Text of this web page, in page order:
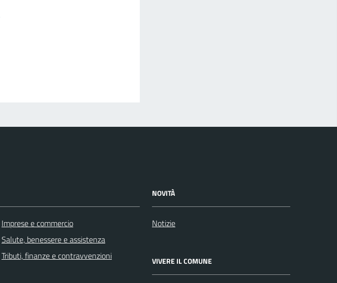
Imprese e commercio
Salute, benessere e assistenza
Tributi, finanze e contravvenzioni
NOVITÀ
Notizie
VIVERE IL COMUNE